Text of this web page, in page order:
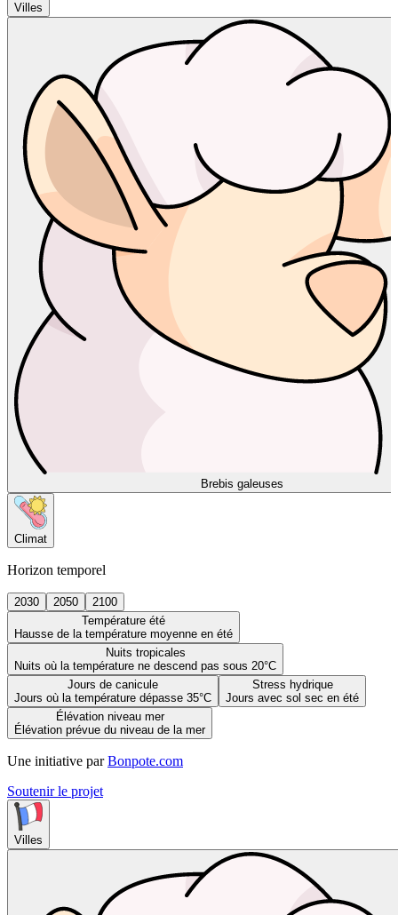
Villes
Brebis galeuses
Climat
Horizon temporel
2030 2050
2100
Température été
Hausse de la température moyenne en été
Nuits tropicales
Nuits où la température ne descend pas sous 20°C
Jours de canicule
Jours où la température dépasse 35°C
Stress hydrique
Jours avec sol sec en été
Élévation niveau mer
Élévation prévue du niveau de la mer
Une initiative par Bonpote.com
Soutenir le projet
Villes